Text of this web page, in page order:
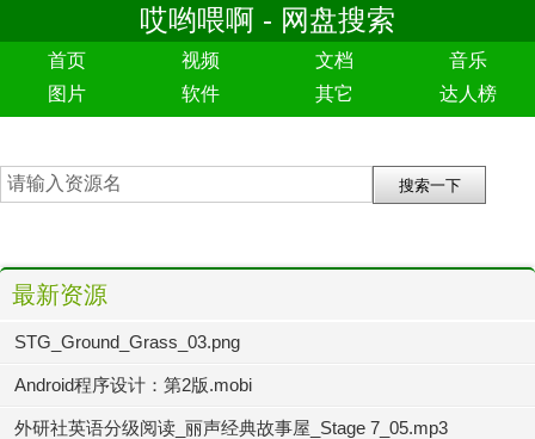
哎哟喂啊 - 网盘搜索
首页 视频 文档
音乐
图片
软件 其它 达人榜
最新资源
STG_Ground_Grass_03.png
Android程序设计：第2版.mobi
外研社英语分级阅读_丽声经典故事屋_Stage 7_05.mp3